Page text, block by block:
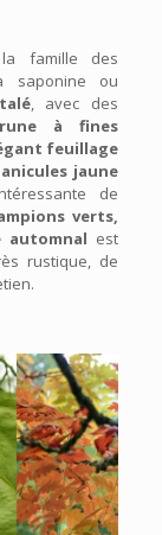
famille des
saponine ou
, avec des
à fines
feuillage
jaune
de
verts,
automnal est
rustique, de